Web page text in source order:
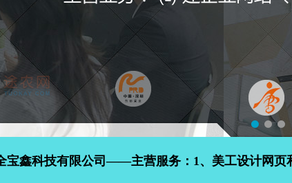
宝鑫科技有限公司——主营服务：1、美工设计网页